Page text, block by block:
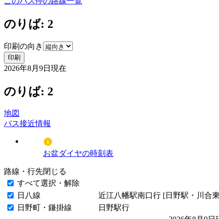
のりば: 2
印刷の向き
印刷
2026年8月9日 現在
のりば: 2
地図
バス接近情報
お盆ダイヤの時刻表
路線・行先閉じる
すべて選択・解除
日八線
近江八幡駅南口行 [日野駅・川合
日野町・鎌掛線
日野駅行